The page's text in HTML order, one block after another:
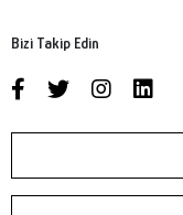
Bizi Takip Edin